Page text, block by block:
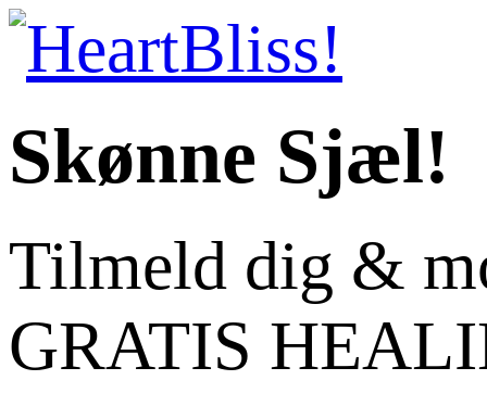
Skønne Sjæl!
Tilmeld dig &
GRATIS